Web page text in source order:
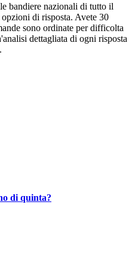
bandiere nazionali di tutto il
di risposta. Avete 30
sono ordinate per difficolta
dettagliata di ogni risposta
di quinta?